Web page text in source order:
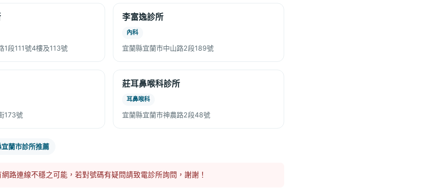
1段111號4樓及113號
李富逸診所
內科
宜蘭縣宜蘭市中山路2段189號
173號
莊耳鼻喉科診所
耳鼻喉科
宜蘭縣宜蘭市神農路2段48號
宜蘭市診所推薦
路連線不穩之可能，若對號碼有疑問請致電診所詢問，謝謝！